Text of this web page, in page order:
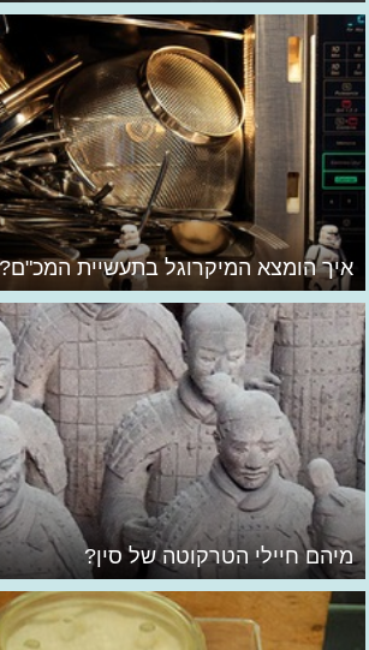
איך הומצא המיקרוגל בתעשיית המכ"ם?
מיהם חיילי הטרקוטה של סין?